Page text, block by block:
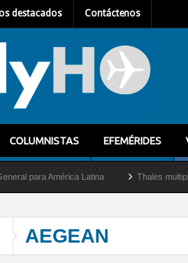
destacados Contáctenos
COLUMNISTAS EFEMÉRIDES
América Latina Thales multiplica por
AEGEAN